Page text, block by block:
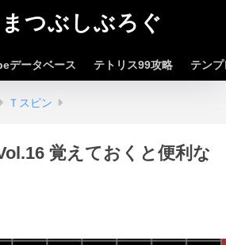
つぶしぶろぐ
データベース テトリス99攻略 テン
Ｔスピン
覚えておくと便利な